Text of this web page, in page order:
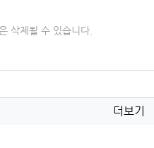
더보기